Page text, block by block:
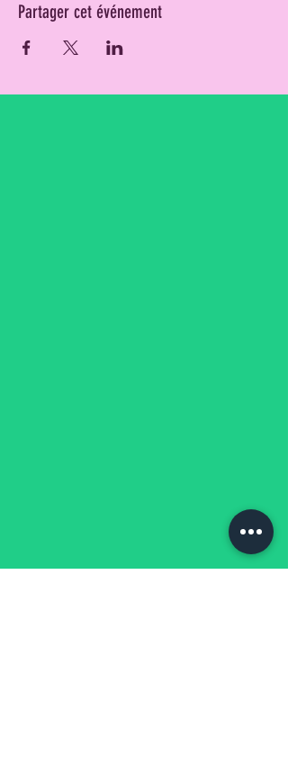
Partager cet événement